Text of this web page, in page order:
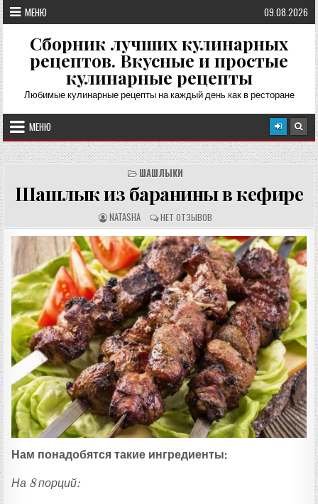
Перейти
к
содержимому
МЕНЮ 09.08.2026
Сборник лучших кулинарных
рецептов. Вкусные и простые
кулинарные рецепты
Любимые кулинарные рецепты на каждый день как в ресторане
МЕНЮ
ШАШЛЫКИ
Шашлык из баранины в кефире
А
В
Т
О
Р
Р
Е
Ц
Е
П
Т
А
:
NATASHA О
Т
З
Ы
В
Ы
:
НЕТ ОТЗЫВОВ
Нам понадобятся такие ингредиенты:
На 8 порций: